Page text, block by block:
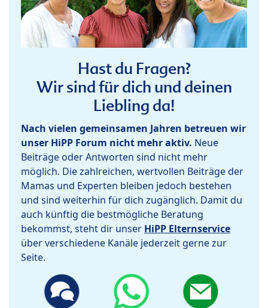
Hast du Fragen?
Wir sind für dich und deinen
Liebling da!
Nach vielen gemeinsamen Jahren betreuen wir
unser HiPP Forum nicht mehr aktiv. Neue
Beiträge oder Antworten sind nicht mehr
möglich. Die zahlreichen, wertvollen Beiträge der
Mamas und Experten bleiben jedoch bestehen
und sind weiterhin für dich zugänglich. Damit du
auch künftig die bestmögliche Beratung
bekommst, steht dir unser HiPP Elternservice
über verschiedene Kanäle jederzeit gerne zur
Seite.